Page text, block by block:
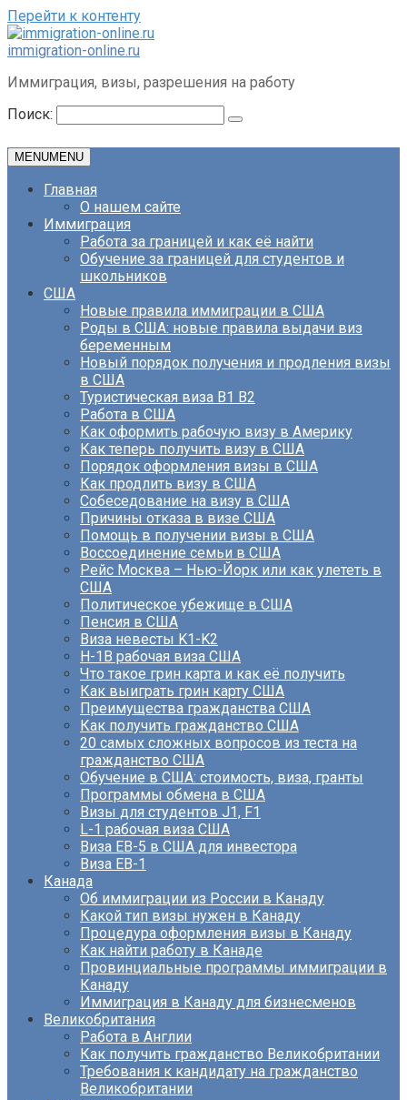
Перейти к контенту
immigration-online.ru
Иммиграция, визы, разрешения на работу
Поиск:
MENUMENU
Главная
О нашем сайте
Иммиграция
Работа за границей и как её найти
Обучение за границей для студентов и
школьников
США
Новые правила иммиграции в США
Роды в США: новые правила выдачи виз
беременным
Новый порядок получения и продления визы
в США
Туристическая виза B1 B2
Работа в США
Как оформить рабочую визу в Америку
Как теперь получить визу в США
Порядок оформления визы в США
Как продлить визу в США
Собеседование на визу в США
Причины отказа в визе США
Помощь в получении визы в США
Воссоединение семьи в США
Рейс Москва – Нью-Йорк или как улететь в
США
Политическое убежище в США
Пенсия в США
Виза невесты K1-K2
H-1B рабочая виза США
Что такое грин карта и как её получить
Как выиграть грин карту США
Преимущества гражданства США
Как получить гражданство США
20 самых сложных вопросов из теста на
гражданство США
Обучение в США: стоимость, виза, гранты
Программы обмена в США
Визы для студентов J1, F1
L-1 рабочая виза США
Виза EB-5 в США для инвестора
Виза ЕВ-1
Канада
Об иммиграции из России в Канаду
Какой тип визы нужен в Канаду
Процедура оформления визы в Канаду
Как найти работу в Канаде
Провинциальные программы иммиграции в
Канаду
Иммиграция в Канаду для бизнесменов
Великобритания
Работа в Англии
Как получить гражданство Великобритании
Требования к кандидату на гражданство
Великобритании